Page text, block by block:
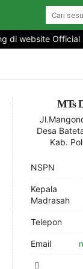
Official MTs
MTs
Desa
Kab.
NSPN
Kepala
Madrasah
Telepon
Email